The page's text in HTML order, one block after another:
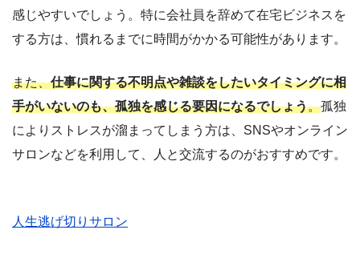
感じやすいでしょう。特に会社員を辞めて在宅ビジネスを
する方は、慣れるまでに時間がかかる可能性があります。
また、仕事に関する不明点や雑談をしたいタイミングに相
手がいないのも、孤独を感じる要因になるでしょう。孤独
によりストレスが溜まってしまう方は、SNSやオンライン
サロンなどを利用して、人と交流するのがおすすめです。
人生逃げ切りサロン